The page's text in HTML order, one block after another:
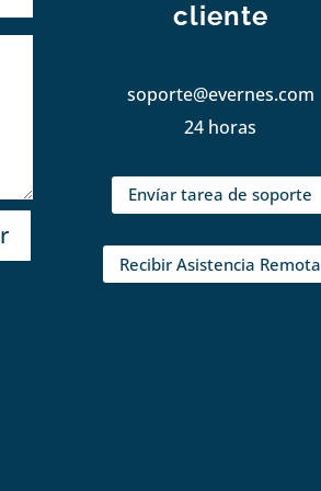
cliente
soporte@evernes.com
24 horas
Envíar tarea de soporte
Recibir Asistencia Remota